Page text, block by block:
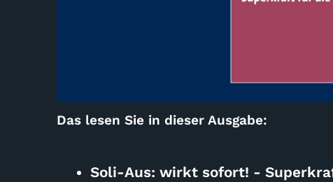
Das lesen Sie in dieser Ausgabe:
Soli-Aus: wirkt sofort! -